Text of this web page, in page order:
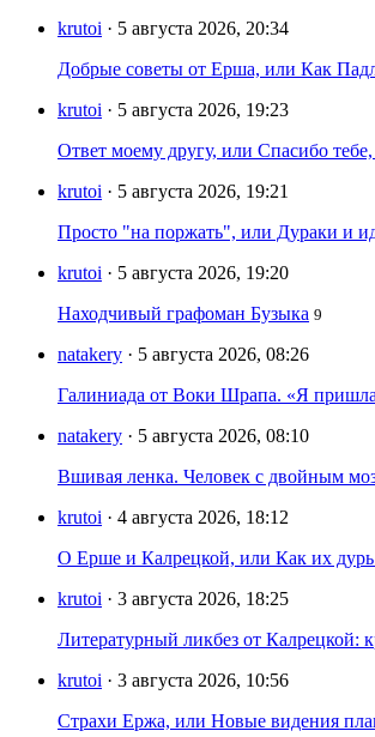
krutoi · 5 августа 2026, 20:34
Добрые советы от Ерша, или Как
krutoi · 5 августа 2026, 19:23
Ответ моему другу, или Спасибо
krutoi · 5 августа 2026, 19:21
Просто "на поржать", или Дураки и
krutoi · 5 августа 2026, 19:20
Находчивый графоман Бузыка 9
natakery · 5 августа 2026, 08:26
Галиниада от Воки Шрапа. «Я
natakery · 5 августа 2026, 08:10
Вшивая ленка. Человек с двойным
krutoi · 4 августа 2026, 18:12
О Ерше и Калрецкой, или Как их дурь
krutoi · 3 августа 2026, 18:25
Литературный ликбез от
krutoi · 3 августа 2026, 10:56
Страхи Ержа, или Новые видения